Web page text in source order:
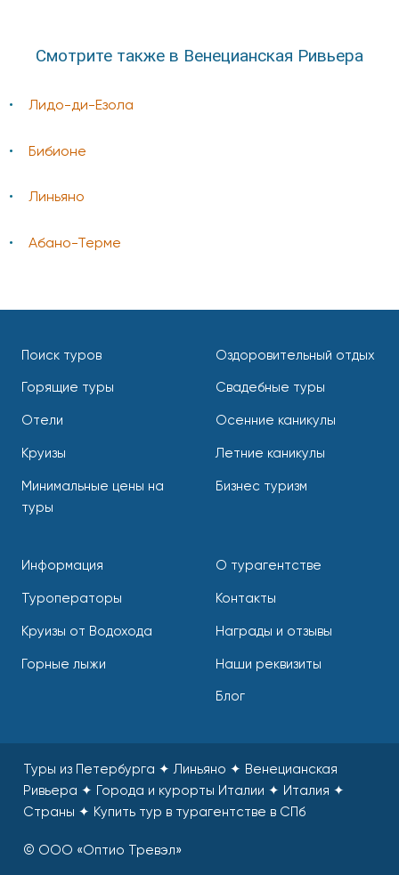
Смотрите также в Венецианская Ривьера
Лидо-ди-Езола
Бибионе
Линьяно
Абано-Терме
Поиск туров
Горящие туры
Отели
Круизы
Минимальные цены на
туры
Оздоровительный отдых
Свадебные туры
Осенние каникулы
Летние каникулы
Бизнес туризм
Информация
Туроператоры
Круизы от Водохода
Горные лыжи
О турагентстве
Контакты
Награды и отзывы
Наши реквизиты
Блог
Туры из Петербурга ✦ Линьяно ✦ Венецианская
Ривьера ✦ Города и курорты Италии ✦ Италия ✦
Страны ✦ Купить тур в турагентстве в СПб
© ООО «Оптио Тревэл»